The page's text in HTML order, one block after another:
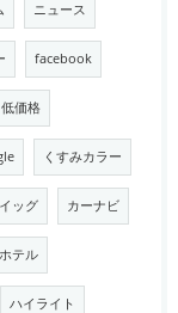
ニュース
facebook
低価格
くすみカラー
ッグ カーナビ
ホテル
ハイライト